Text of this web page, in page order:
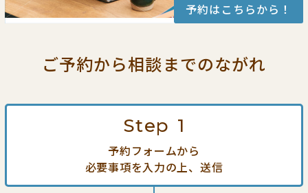
予約はこちらから！
ご予約から相談までのながれ
Step 1
予約フォームから
必要事項を入力の上、送信